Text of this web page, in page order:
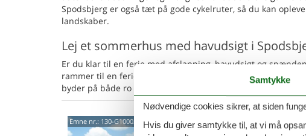
Spodsbjerg er også tæt på gode cykelruter, så du kan
landskaber.
Lej et sommerhus med havudsigt i
Er du klar til en ferie med afslapning, havudsigt og
rammer til en ferie, hvor du kan nyde naturen og havet fra
byder på både ro og nye oplevelser på skønne Langeland.
Emne nr.: 130-G10002
Hyggeligt
Samtykke
Nødvendige cookies sikrer, at siden
Hvis du giver samtykke til, at vi må